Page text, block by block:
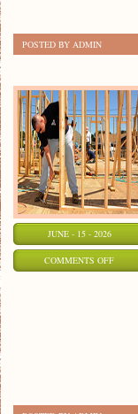
POSTED BY ADMIN
JUNE - 15 - 2026
COMMENTS OFFON